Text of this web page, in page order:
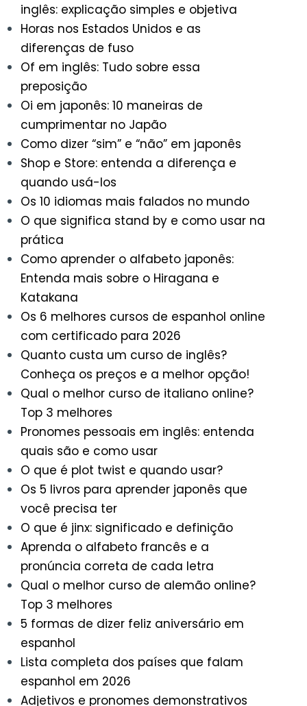
inglês: explicação simples e objetiva
Horas nos Estados Unidos e as
diferenças de fuso
Of em inglês: Tudo sobre essa
preposição
Oi em japonês: 10 maneiras de
cumprimentar no Japão
Como dizer “sim” e “não” em japonês
Shop e Store: entenda a diferença e
quando usá-los
Os 10 idiomas mais falados no mundo
O que significa stand by e como usar na
prática
Como aprender o alfabeto japonês:
Entenda mais sobre o Hiragana e
Katakana
Os 6 melhores cursos de espanhol online
com certificado para 2026
Quanto custa um curso de inglês?
Conheça os preços e a melhor opção!
Qual o melhor curso de italiano online?
Top 3 melhores
Pronomes pessoais em inglês: entenda
quais são e como usar
O que é plot twist e quando usar?
Os 5 livros para aprender japonês que
você precisa ter
O que é jinx: significado e definição
Aprenda o alfabeto francês e a
pronúncia correta de cada letra
Qual o melhor curso de alemão online?
Top 3 melhores
5 formas de dizer feliz aniversário em
espanhol
Lista completa dos países que falam
espanhol em 2026
Adjetivos e pronomes demonstrativos